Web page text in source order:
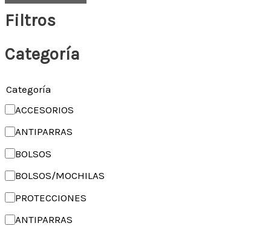
Filtros
Categoría
Categoría
ACCESORIOS
ANTIPARRAS
BOLSOS
BOLSOS/MOCHILAS
PROTECCIONES
ANTIPARRAS